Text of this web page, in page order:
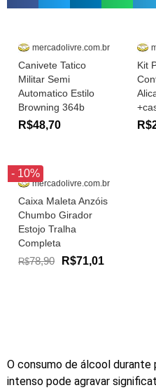
mercadolivre.com.br
Canivete Tatico
Militar Semi
Automatico Estilo
Browning 364b
R$48,70
Kit
- 10%
mercadolivre.com.br
Caixa Maleta Anzóis
Chumbo Girador
Estojo Tralha
Completa
R$78,90 R$71,01
O consumo de álcool durante
intenso pode agravar